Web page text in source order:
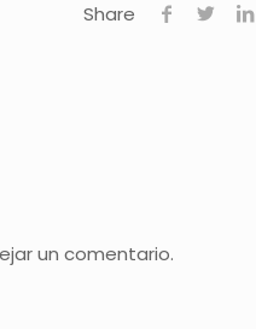
Share
un comentario.